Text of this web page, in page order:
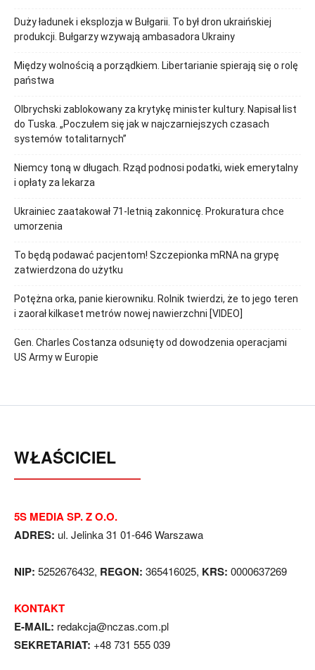
Duży ładunek i eksplozja w Bułgarii. To był dron ukraińskiej
produkcji. Bułgarzy wzywają ambasadora Ukrainy
Między wolnością a porządkiem. Libertarianie spierają się o rolę
państwa
Olbrychski zablokowany za krytykę minister kultury. Napisał list
do Tuska. „Poczułem się jak w najczarniejszych czasach
systemów totalitarnych”
Niemcy toną w długach. Rząd podnosi podatki, wiek emerytalny
i opłaty za lekarza
Ukrainiec zaatakował 71-letnią zakonnicę. Prokuratura chce
umorzenia
To będą podawać pacjentom! Szczepionka mRNA na grypę
zatwierdzona do użytku
Potężna orka, panie kierowniku. Rolnik twierdzi, że to jego teren
i zaorał kilkaset metrów nowej nawierzchni [VIDEO]
Gen. Charles Costanza odsunięty od dowodzenia operacjami
US Army w Europie
WŁAŚCICIEL
5S MEDIA SP. Z O.O.
ADRES: ul. Jelinka 31 01-646 Warszawa
NIP: 5252676432, REGON: 365416025, KRS: 0000637269
KONTAKT
E-MAIL: redakcja@nczas.com.pl
SEKRETARIAT: +48 731 555 039